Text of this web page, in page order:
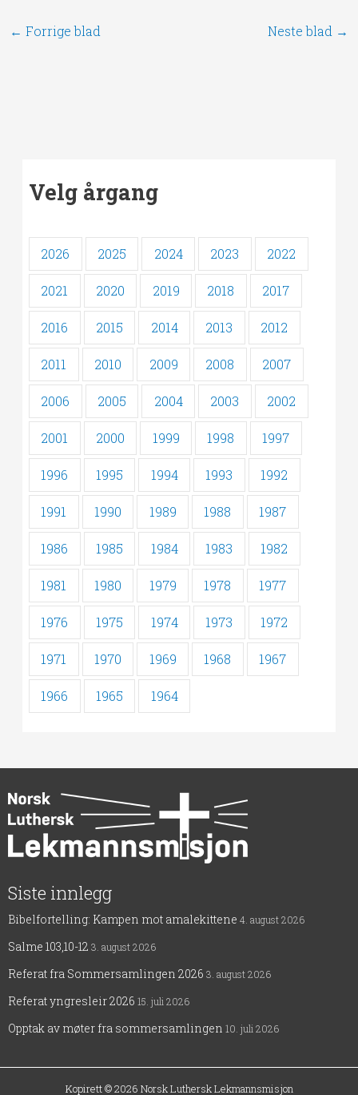
← Forrige blad Neste blad →
Velg årgang
2026 2025 2024 2023 2022
2021 2020 2019 2018 2017
2016 2015 2014 2013 2012
2011 2010 2009 2008 2007
2006 2005 2004 2003 2002
2001 2000 1999 1998 1997
1996 1995 1994 1993 1992
1991 1990 1989 1988 1987
1986 1985 1984 1983 1982
1981 1980 1979 1978 1977
1976 1975 1974 1973 1972
1971 1970 1969 1968 1967
1966 1965 1964
Siste innlegg
Bibelfortelling: Kampen mot amalekittene 4. august 2026
Salme 103,10-12 3. august 2026
Referat fra Sommersamlingen 2026 3. august 2026
Referat yngresleir 2026 15. juli 2026
Opptak av møter fra sommersamlingen 10. juli 2026
Kopirett © 2026 Norsk Luthersk Lekmannsmisjon